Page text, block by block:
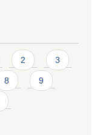
2 3
8 9